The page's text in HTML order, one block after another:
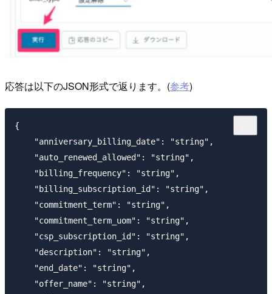
応答は以下のJSON形式で返ります。(参考)
{
    "anniversary_billing_date": "string",
    "auto_renewed_allowed": "string",
    "billing_frequency": "string",
    "billing_subscription_id": "string",
    "commitment_term": "string",
    "commitment_term_uom": "string",
    "csp_subscription_id": "string",
    "description": "string",
    "end_date": "string",
    "offer_name": "string",